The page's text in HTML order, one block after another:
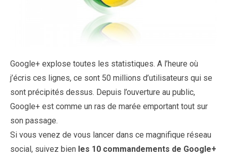
Google+ explose toutes les statistiques. A l’heure où
j’écris ces lignes, ce sont 50 millions d’utilisateurs qui se
sont précipités dessus. Depuis l’ouverture au public,
Google+ est comme un ras de marée emportant tout sur
son passage.
Si vous venez de vous lancer dans ce magnifique réseau
social, suivez bien les 10 commandements de Google+